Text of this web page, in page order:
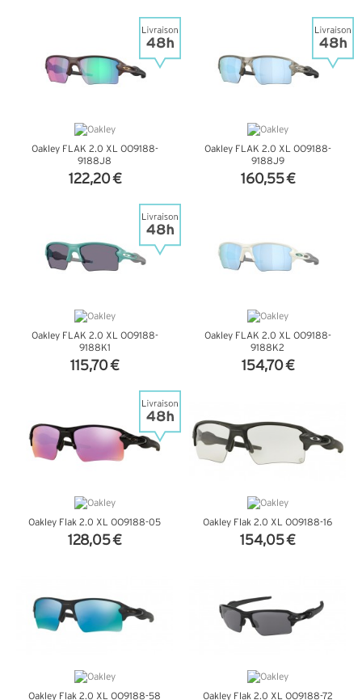
Oakley FLAK 2.0 XL OO9188-
9188J8
122,20 €
Oakley FLAK 2.0 XL OO9188-
9188J9
160,55 €
Oakley FLAK 2.0 XL OO9188-
9188K1
115,70 €
Oakley FLAK 2.0 XL OO9188-
9188K2
154,70 €
Oakley Flak 2.0 XL OO9188-05
128,05 €
Oakley Flak 2.0 XL OO9188-16
154,05 €
Oakley Flak 2.0 XL OO9188-58 Oakley Flak 2.0 XL OO9188-72